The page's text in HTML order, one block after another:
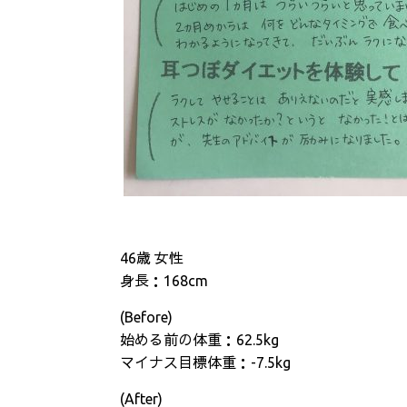
46歳 女性
身長：168cm
(Before)
始める前の体重：62.5kg
マイナス目標体重：-7.5kg
(After)